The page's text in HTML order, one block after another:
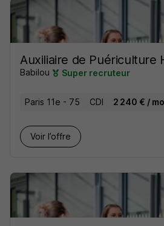
Auxiliaire de Puériculture
Babilou Super recruteur
Paris 11e - 75 CDI 2 240 € /
Voir l’offre